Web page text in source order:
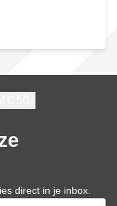
direct in je inbox.